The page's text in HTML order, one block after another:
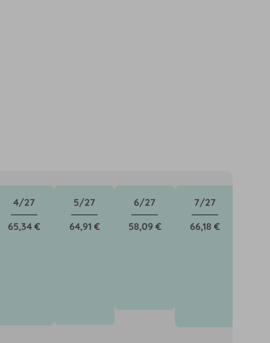
4/27
65,34 €
5/27
64,91 €
6/27
58,09 €
7/27
66,18 €